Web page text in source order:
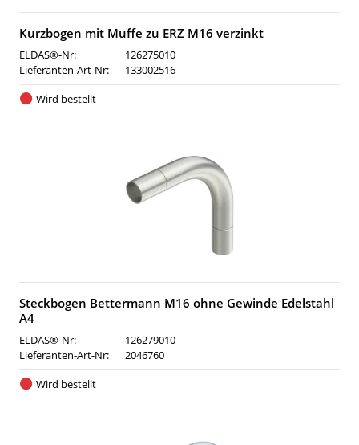
Kurzbogen mit Muffe zu ERZ M16 verzinkt
ELDAS®-Nr:
126275010
Lieferanten-Art-Nr:
133002516
Wird bestellt
Steckbogen Bettermann M16 ohne Gewinde Edelstahl
A4
ELDAS®-Nr:
126279010
Lieferanten-Art-Nr:
2046760
Wird bestellt